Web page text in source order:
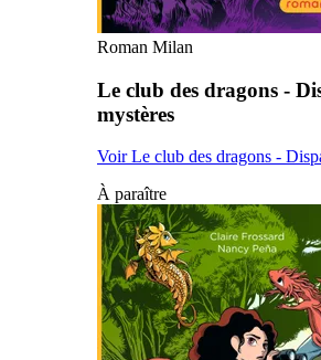
Roman Milan
Le club des dragons -
mystères
Voir Le club des dragons -
À paraître